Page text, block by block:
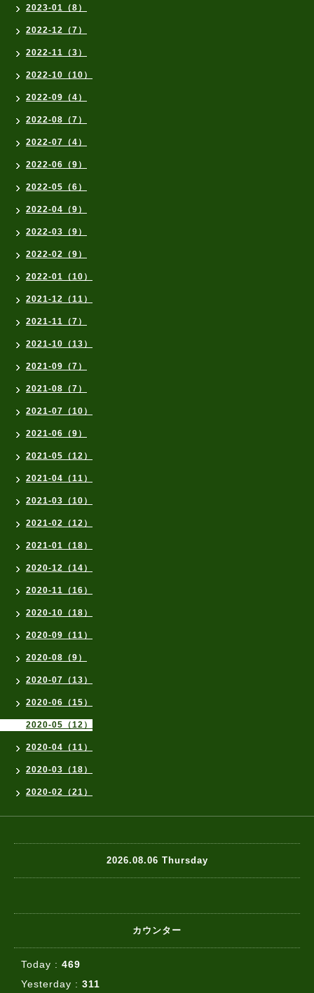
2023-01（8）
2022-12（7）
2022-11（3）
2022-10（10）
2022-09（4）
2022-08（7）
2022-07（4）
2022-06（9）
2022-05（6）
2022-04（9）
2022-03（9）
2022-02（9）
2022-01（10）
2021-12（11）
2021-11（7）
2021-10（13）
2021-09（7）
2021-08（7）
2021-07（10）
2021-06（9）
2021-05（12）
2021-04（11）
2021-03（10）
2021-02（12）
2021-01（18）
2020-12（14）
2020-11（16）
2020-10（18）
2020-09（11）
2020-08（9）
2020-07（13）
2020-06（15）
2020-05（12）
2020-04（11）
2020-03（18）
2020-02（21）
2026.08.06 Thursday
カウンター
Today : 469
Yesterday : 311